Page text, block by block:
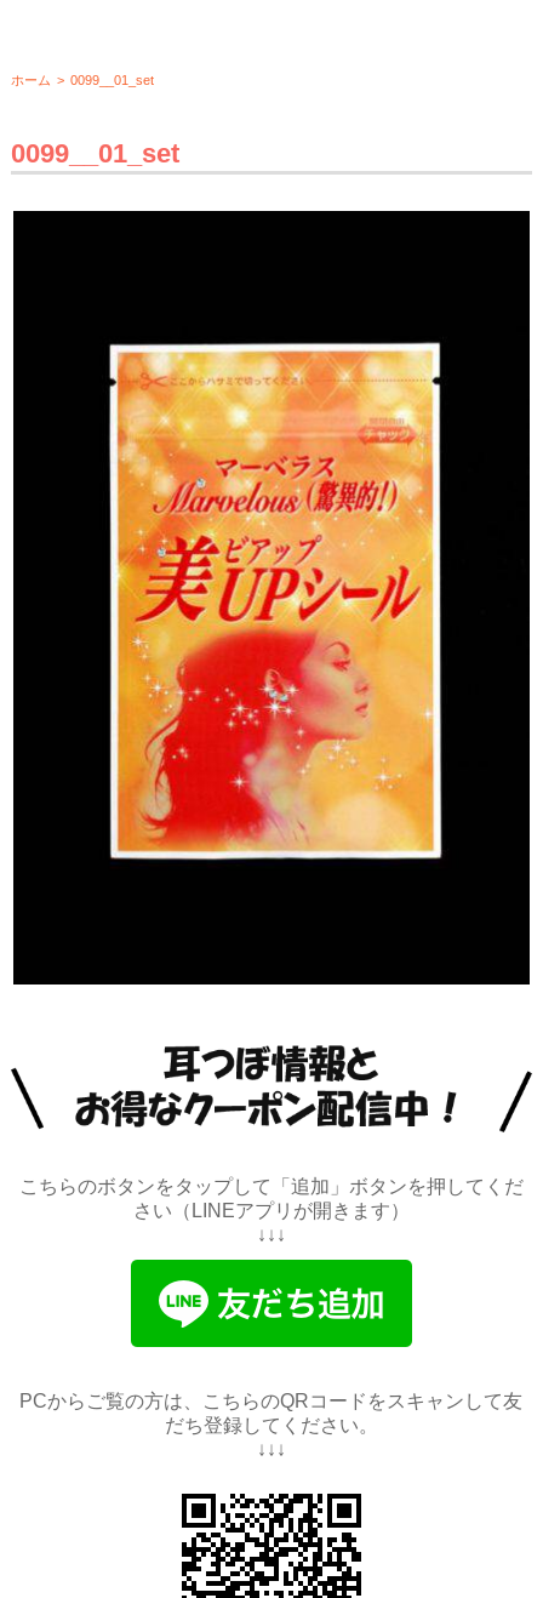
ホーム > 0099__01_set
0099__01_set
こちらのボタンをタップして「追加」ボタンを押してくだ
さい（LINEアプリが開きます）
↓↓↓
PCからご覧の方は、こちらのQRコードをスキャンして友
だち登録してください。
↓↓↓